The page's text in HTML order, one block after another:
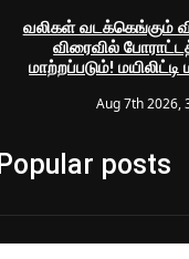
வலிகள் வடக்கெங்கும்
விரைவில்
மாற்றப்படும்!
Aug 7th 2026,
Popular posts